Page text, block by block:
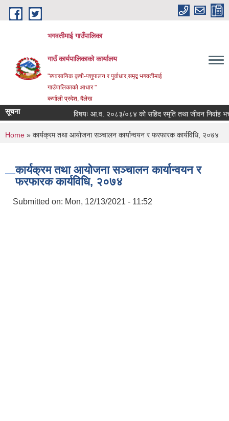
Skip to main content
भगवतीमाई गाउँपालिका
गाउँ कार्यपालिकाको कार्यालय
"ब्यवसायिक कृषी-पशुपालन र पुर्वाधार,समृद्ब भगवतीमाई
गाउँपालिकाको आधार "
कर्णाली प्रदेश, दैलेख
सूचना विषयः आ.व. २०८३/०८४ को सहिद स्मृति तथा जीवन निर्वाह भत्ता
You are here
Home » कार्यक्रम तथा आयोजना सञ्चालन कार्यान्वयन र फरफारक कार्यविधि, २०७४
कार्यक्रम तथा आयोजना सञ्चालन कार्यान्वयन र
फरफारक कार्यविधि, २०७४
Submitted on: Mon, 12/13/2021 - 11:52